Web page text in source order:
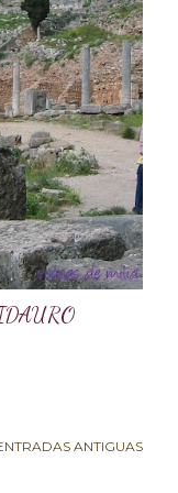
ANTIGUAS